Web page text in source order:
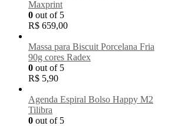
Maxprint
0 out of 5
R$ 659,00
Massa para Biscuit Porcelana Fria
90g cores Radex
0 out of 5
R$ 5,90
Agenda Espiral Bolso Happy M2
Tilibra
0 out of 5